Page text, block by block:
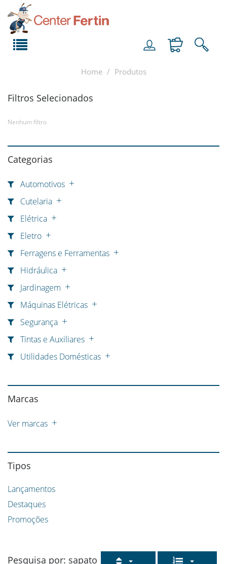
Home Produtos
Filtros Selecionados
Nenhum filtro
Categorias
Automotivos
Cutelaria
Elétrica
Eletro
Ferragens e Ferramentas
Hidráulica
Jardinagem
Máquinas Elétricas
Segurança
Tintas e Auxiliares
Utilidades Domésticas
Marcas
Ver marcas
Tipos
Lançamentos
Destaques
Promoções
Pesquisa por: sapato